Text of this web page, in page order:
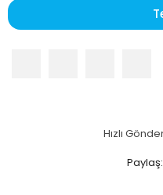
Hızlı
Paylaş: